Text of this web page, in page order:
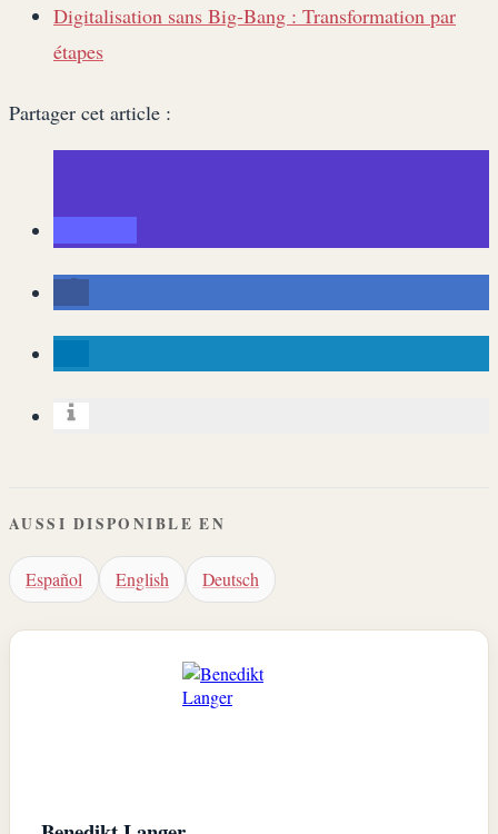
Digitalisation sans Big-Bang : Transformation par
étapes
Partager cet article :
AUSSI DISPONIBLE EN
Español English Deutsch